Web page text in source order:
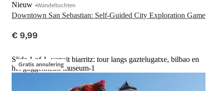
Downtown San Sebastian: Self-Guided City Exploration Game
Nieuw Wandeltochten
€ 9,99
Gratis annulering
Slide 1 of 1, vanuit biarritz: tour langs gaztelugatxe, bilbao en
het guggenheim-museum-1